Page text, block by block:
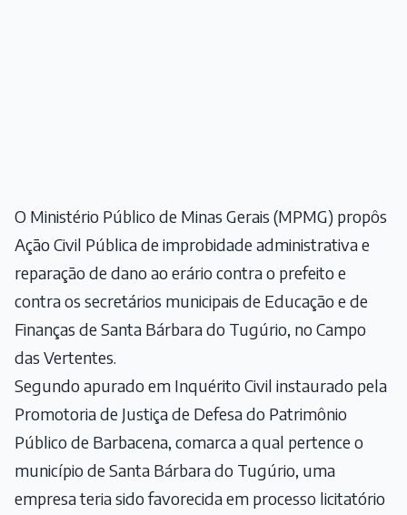
O Ministério Público de Minas Gerais (MPMG) propôs
Ação Civil Pública de improbidade administrativa e
reparação de dano ao erário contra o prefeito e
contra os secretários municipais de Educação e de
Finanças de Santa Bárbara do Tugúrio, no Campo
das Vertentes.
Segundo apurado em Inquérito Civil instaurado pela
Promotoria de Justiça de Defesa do Patrimônio
Público de Barbacena, comarca a qual pertence o
município de Santa Bárbara do Tugúrio, uma
empresa teria sido favorecida em processo licitatório